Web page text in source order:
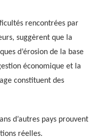
rencontrées par
suggèrent que la
d’érosion de la base
économique et la
constituent des
d’autres pays prouvent
réelles.